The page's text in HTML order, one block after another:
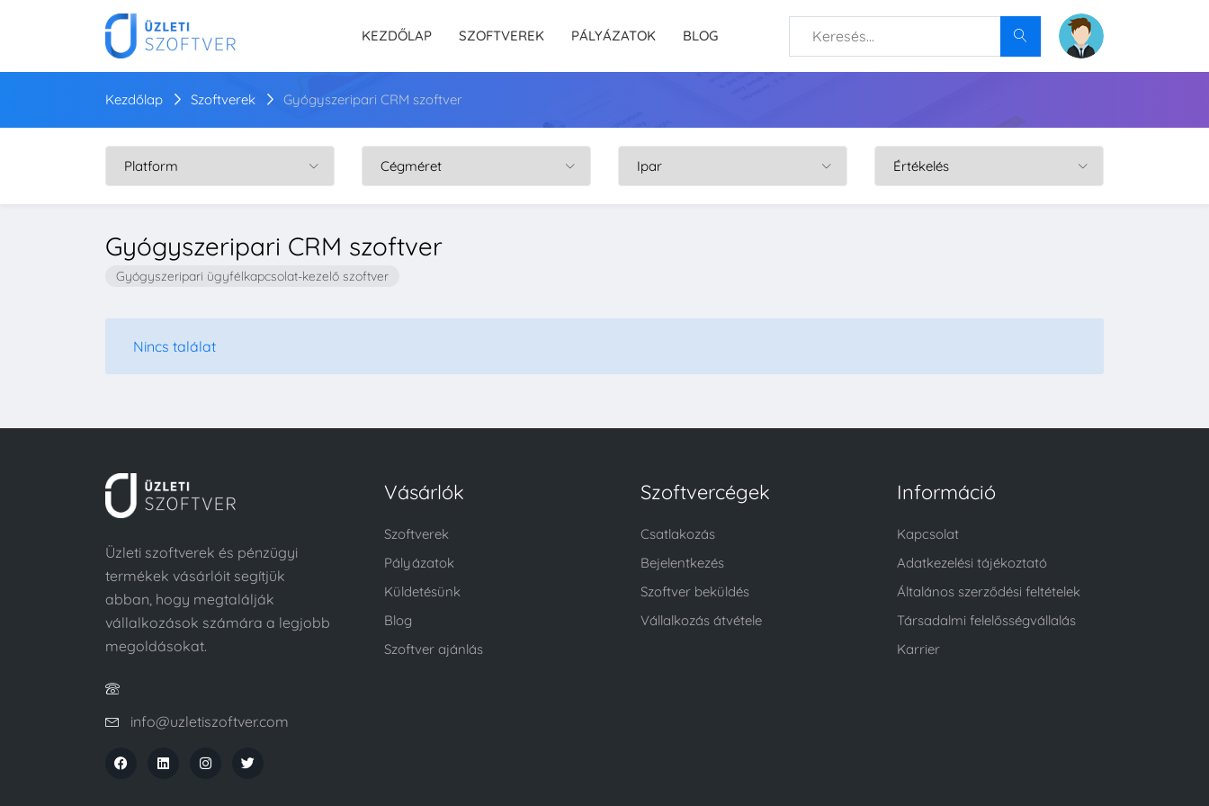
KEZDŐLAP SZOFTVEREK PÁLYÁZATOK BLOG
Kezdőlap Szoftverek Gyógyszeripari CRM szoftver
Gyógyszeripari CRM szoftver
Gyógyszeripari ügyfélkapcsolat-kezelő szoftver
Nincs találat
Üzleti szoftverek és pénzügyi
termékek vásárlóit segítjük
abban, hogy megtalálják
vállalkozások számára a legjobb
megoldásokat.
info@uzletiszoftver.com
Vásárlók
Szoftverek
Pályázatok
Küldetésünk
Blog
Szoftver ajánlás
Szoftvercégek
Csatlakozás
Bejelentkezés
Szoftver beküldés
Vállalkozás átvétele
Információ
Kapcsolat
Adatkezelési tájékoztató
Általános szerződési feltételek
Társadalmi felelősségvállalás
Karrier